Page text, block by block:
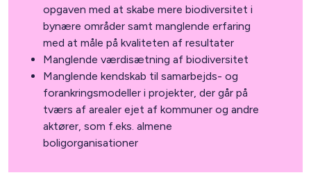
opgaven med at skabe mere biodiversitet i
bynære områder samt manglende erfaring
med at måle på kvaliteten af resultater
Manglende værdisætning af biodiversitet
Manglende kendskab til samarbejds- og
forankringsmodeller i projekter, der går på
tværs af arealer ejet af kommuner og andre
aktører, som f.eks. almene
boligorganisationer